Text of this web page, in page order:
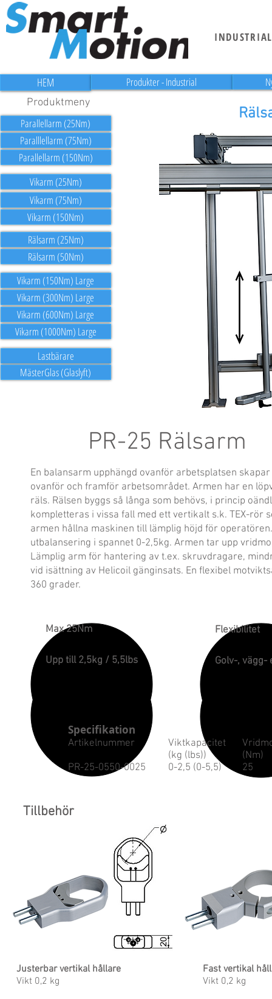
HEM Produkter - Industrial
PR-25 Rälsarm
En balansarm upphängd ovanför arbetsplatsen
ovanför och framför arbetsområdet. Armen har en
räls. Rälsen byggs så långa som behövs, i princip
kompletteras i vissa fall med ett vertikalt s.k. TEX-rör
armen hållna maskinen till lämplig höjd för
utbalansering i spannet 0-2,5kg. Armen tar upp
Lämplig arm för hantering av t.ex. skruvdragare,
vid isättning av Helicoil gänginsats. En flexibel
360 grader.
Produktmeny
Parallellarm (25Nm)
Paralllellarm (75Nm)
Parallellarm (150Nm)
Vikarm (25Nm)
Vikarm (75Nm)
Vikarm (150Nm)
Rälsarm (25Nm)
Rälsarm (50Nm)
Vikarm (150Nm) Large
Vikarm (300Nm) Large
Vikarm (600Nm) Large
Vikarm (1000Nm) Large
Lastbärare
MästerGlas (Glaslyft)
Max 25Nm
Upp till 2,5kg / 5,5lbs
Flexibilitet
Golv-,
Specifikation
Artikelnummer
PR-25-0550-0025
Viktkapacitet
(kg (lbs))
0-2,5 (0-5,5)
(Nm)
25
Tillbehör
Justerbar vertikal hållare
Vikt 0,2 kg
Fast vertikal
Vikt 0,2 kg